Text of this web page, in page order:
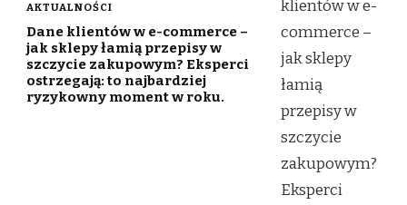
AKTUALNOŚCI
Dane klientów w e-commerce –
jak sklepy łamią przepisy w
szczycie zakupowym? Eksperci
ostrzegają: to najbardziej
ryzykowny moment w roku.